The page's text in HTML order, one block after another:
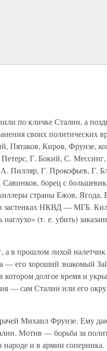
по кличке Сталин, а
своих политических
Пятаков, Киров, Фрунзе,
Г. Бокий, С.
Пилляр, Г. Прокофьев, Г.
борец с
страны Ежов, Ягода,
застенках НКВД — МГБ.
(т. е. убить)
а в прошлом лихой
— его хороший знакомый
долгое время и
— сам Сталин или его
Михаил Фрунзе. Ему
Мотив — борьба за
народе и в армии соперника.